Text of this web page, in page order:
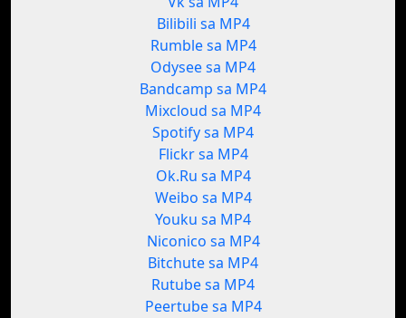
Bilibili sa MP4
Rumble sa MP4
Odysee sa MP4
Bandcamp sa MP4
Mixcloud sa MP4
Spotify sa MP4
Flickr sa MP4
Ok.Ru sa MP4
Weibo sa MP4
Youku sa MP4
Niconico sa MP4
Bitchute sa MP4
Rutube sa MP4
Peertube sa MP4